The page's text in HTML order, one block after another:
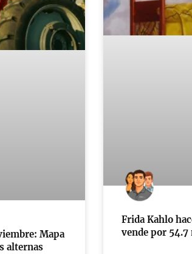
Mapa
alternas
Frida Kahlo
vende por